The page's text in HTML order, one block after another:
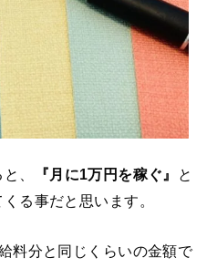
、 『月に1万円を稼ぐ』
と
る事だと思います。
料分と同じくらいの金額で